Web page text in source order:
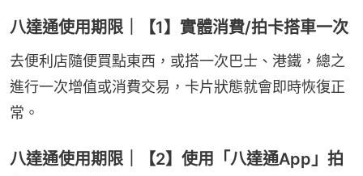
八達通使用期限｜【1】實體消費/拍卡搭車一次
去便利店隨便買點東西，或搭一次巴士、港鐵，總之
進行一次增值或消費交易，卡片狀態就會即時恢復正
常。
八達通使用期限｜【2】使用「八達通App」拍